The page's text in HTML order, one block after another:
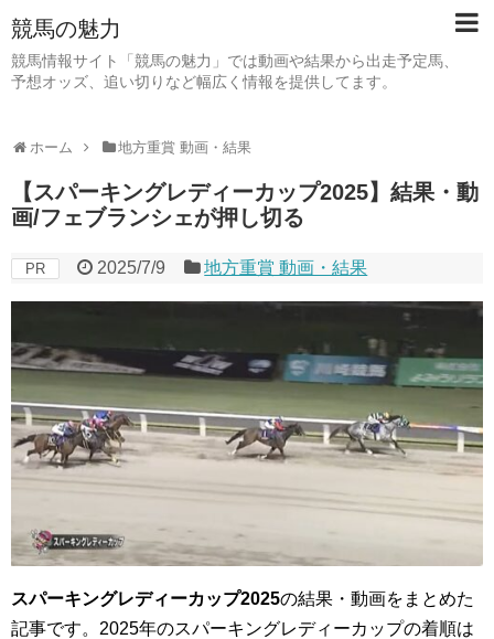
競馬の魅力
競馬情報サイト「競馬の魅力」では動画や結果から出走予定馬、
予想オッズ、追い切りなど幅広く情報を提供してます。
ホーム 地方重賞 動画・結果
【スパーキングレディーカップ2025】結果・動
画/フェブランシェが押し切る
PR 2025/7/9 地方重賞 動画・結果
スパーキングレディーカップ2025の結果・動画をまとめた
記事です。2025年のスパーキングレディーカップの着順は